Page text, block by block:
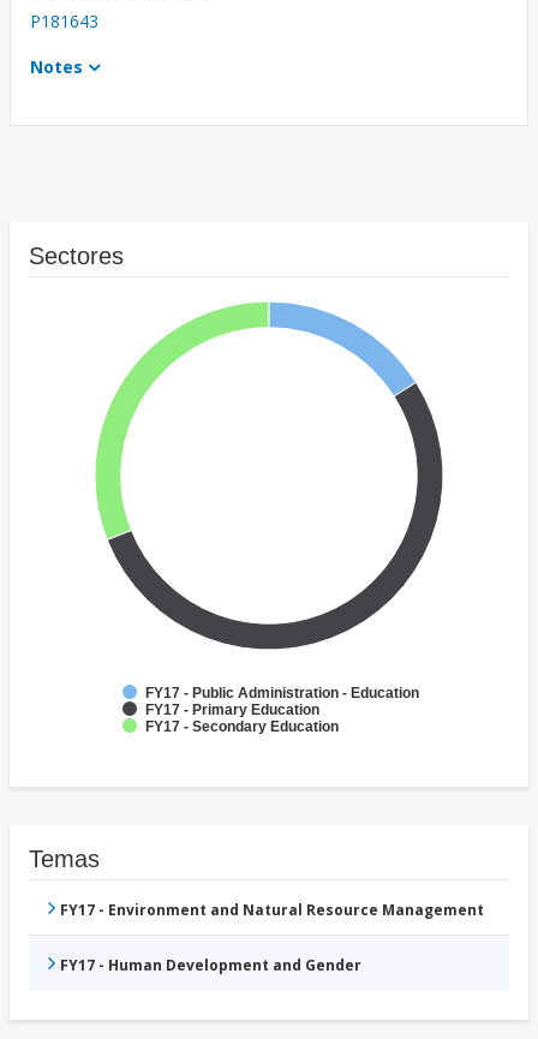
P181643
Notes
Sectores
FY17 - Public Administration - Education
FY17 - Primary Education
FY17 - Secondary Education
Temas
FY17 - Environment and Natural Resource Management
FY17 - Human Development and Gender